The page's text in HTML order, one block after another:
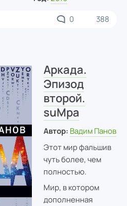
0 388
Аркада.
Эпизод
второй.
suMpa
Автор: Вадим Панов
Этот мир фальшив
чуть более, чем
полностью.
Мир, в котором
дополненная